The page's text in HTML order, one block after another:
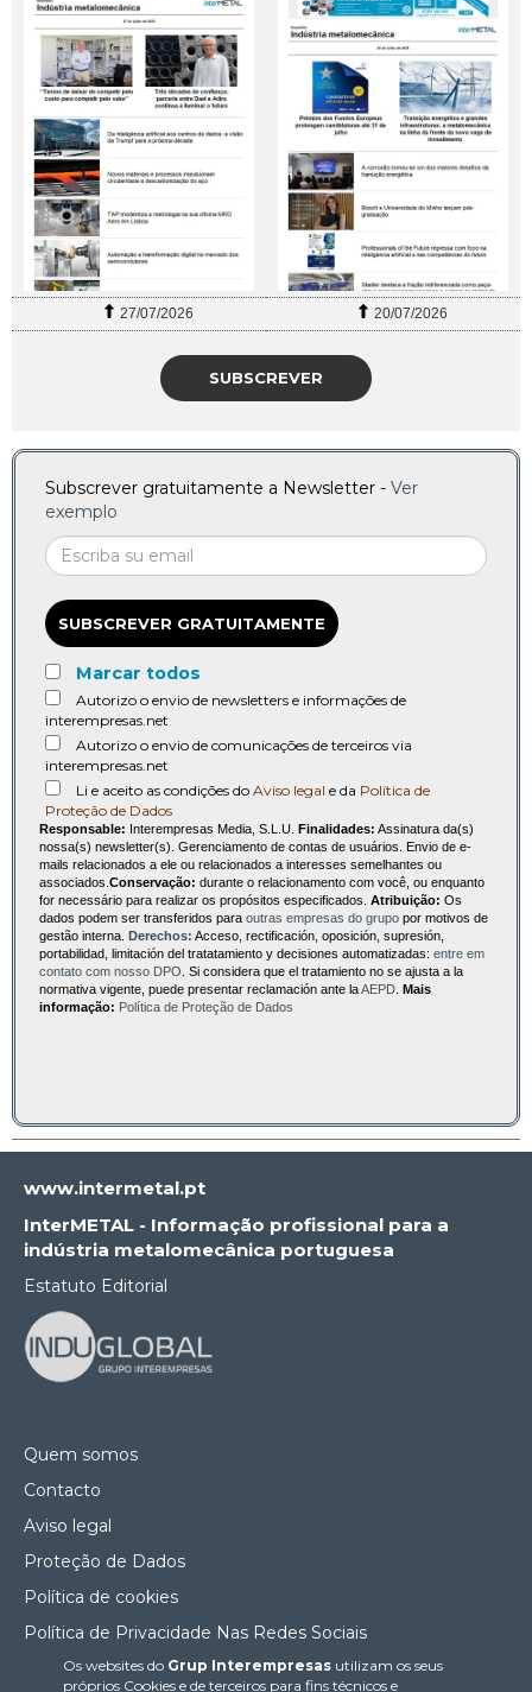
Os websites do Grup Interempresasutilizam os seus
próprios Cookies e de terceiros para fins técnicos e
27/07/2026 20/07/2026
SUBSCREVER
Subscrever gratuitamente a Newsletter - Ver
exemplo
SUBSCREVER GRATUITAMENTE
Marcar todos
Autorizo o envio de newsletters e informações de
interempresas.net
Autorizo o envio de comunicações de terceiros via
interempresas.net
Li e aceito as condições do Aviso legal e da Política de
Proteção de Dados
Responsable: Interempresas Media, S.L.U. Finalidades: Assinatura da(s)
nossa(s) newsletter(s). Gerenciamento de contas de usuários. Envio de e-
mails relacionados a ele ou relacionados a interesses semelhantes ou
associados.Conservação: durante o relacionamento com você, ou enquanto
for necessário para realizar os propósitos especificados. Atribuição: Os
dados podem ser transferidos para outras empresas do grupo por motivos de
gestão interna. Derechos: Acceso, rectificación, oposición, supresión,
portabilidad, limitación del tratatamiento y decisiones automatizadas: entre em
contato com nosso DPO. Si considera que el tratamiento no se ajusta a la
normativa vigente, puede presentar reclamación ante laAEPD. Mais
informação: Política de Proteção de Dados
www.intermetal.pt
InterMETAL - Informação profissional para a
indústria metalomecânica portuguesa
Estatuto Editorial
Quem somos
Contacto
Aviso legal
Proteção de Dados
Política de cookies
Política de Privacidade Nas Redes Sociais
Canal de denúncias